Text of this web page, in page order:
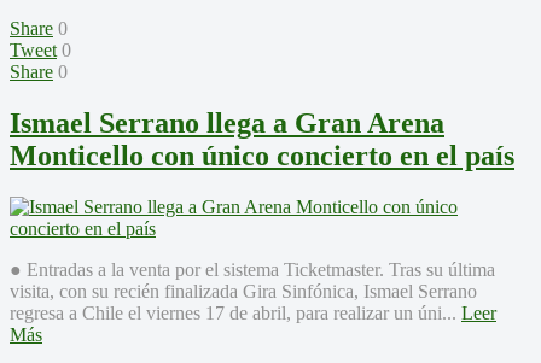
Share 0
Tweet 0
Share 0
Ismael Serrano llega a Gran Arena
Monticello con único concierto en el país
● Entradas a la venta por el sistema Ticketmaster. Tras su última
visita, con su recién finalizada Gira Sinfónica, Ismael Serrano
regresa a Chile el viernes 17 de abril, para realizar un úni... Leer
Más